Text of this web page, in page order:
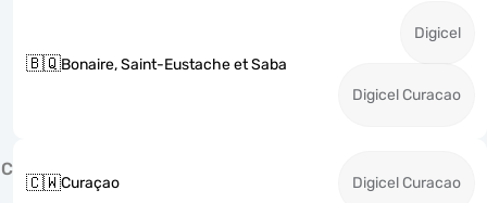
🇧🇶Bonaire, Saint-Eustache et Saba
Digicel
Digicel Curacao
C
🇨🇼Curaçao Digicel Curacao